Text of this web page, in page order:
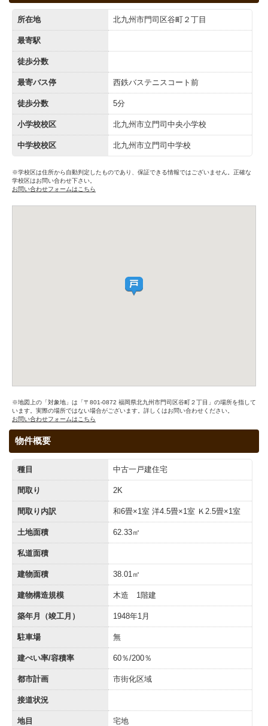
所在地 北九州市門司区谷町２丁目
最寄駅
徒歩分数
最寄バス停 西鉄バステニスコート前
徒歩分数 5分
小学校校区 北九州市立門司中央小学校
中学校校区 北九州市立門司中学校
※学校区は住所から自動判定したものであり、保証できる情報ではございません。正確な
学校区はお問い合わせ下さい。
お問い合わせフォームはこちら
※地図上の「対象地」は「〒801-0872 福岡県北九州市門司区谷町２丁目」の場所を指して
います。実際の場所ではない場合がございます。詳しくはお問い合わせください。
お問い合わせフォームはこちら
物件概要
種目 中古一戸建住宅
間取り 2K
間取り内訳 和6畳×1室 洋4.5畳×1室 Ｋ2.5畳×1室
土地面積 62.33㎡
私道面積
建物面積 38.01㎡
建物構造規模 木造 1階建
築年月（竣工月） 1948年1月
駐車場 無
建ぺい率/容積率 60％/200％
都市計画 市街化区域
接道状況
地目 宅地